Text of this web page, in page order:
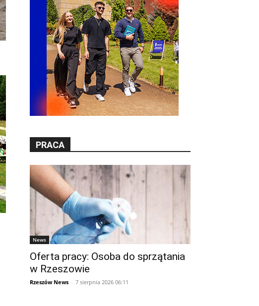
PRACA
News
Oferta pracy: Osoba do sprzątania
w Rzeszowie
Rzeszów News - 7 sierpnia 2026 06:11